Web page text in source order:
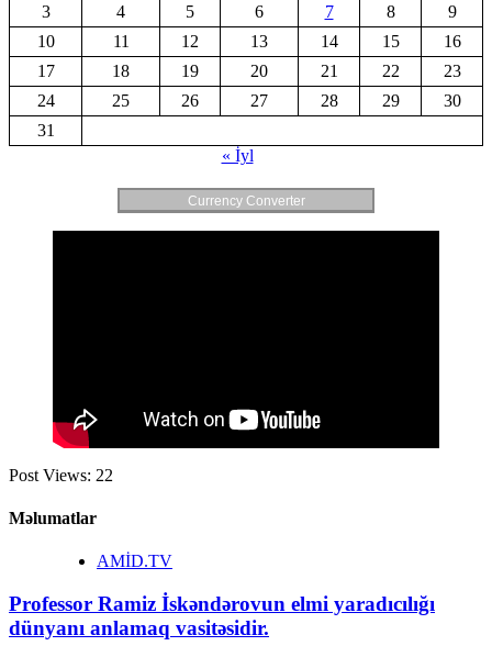
3
4 5 6 7 8
9
10
11 12 13 14 15
16
17
18 19 20 21 22
23
24
25 26 27 28 29
30
31
« İyl
Currency Converter
Post Views: 22
Məlumatlar
AMİD.TV
Professor Ramiz İskəndərovun elmi yaradıcılığı
dünyanı anlamaq vasitəsidir.